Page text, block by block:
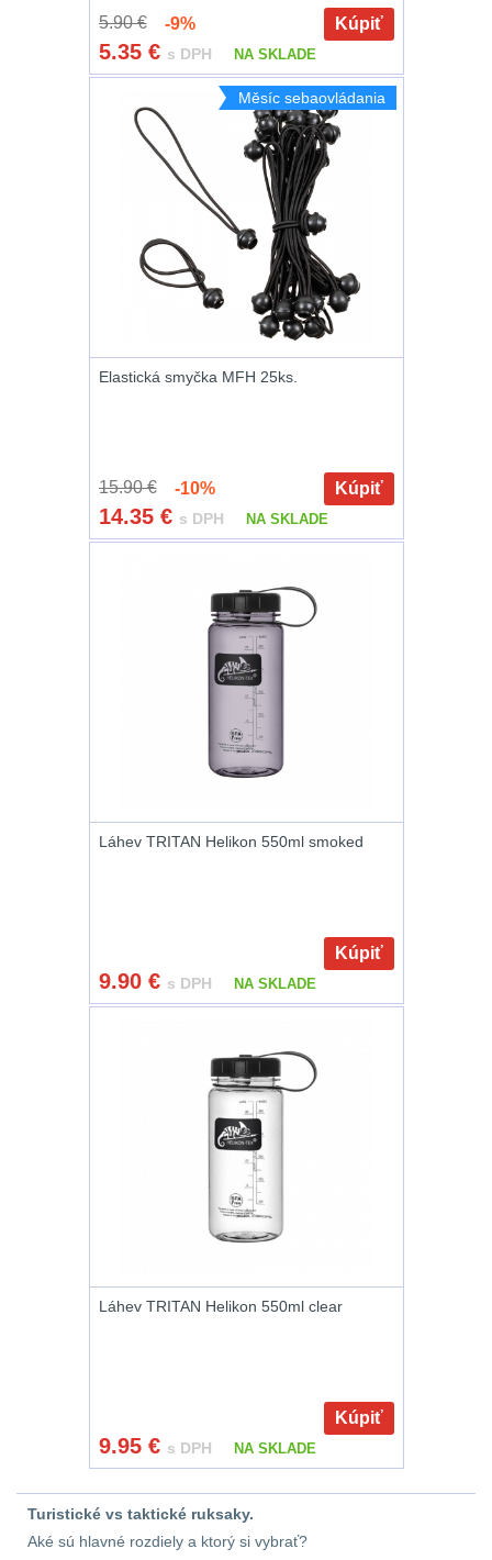
Peněženky14
535
Ramenní popruhy a
10
Karabiny a přezky75
Kroužky, šňůrky,
Nášivky 105
Lékárničky17
Montáže pro svítilny
11
Adaptéry a risery38
Pažby51
5.90 €-9% Kúpiť
5.35 € s DPH NA SKLADE
Měsíc sebaovládania
Elastická smyčka MFH 25ks.
15.90 €-10% Kúpiť
14.35 € s DPH NA SKLADE
Láhev TRITAN Helikon 550ml smoked
Kúpiť
9.90 € s DPH NA SKLADE
Láhev TRITAN Helikon 550ml clear
Kúpiť
9.95 € s DPH NA SKLADE
Turistické vs taktické ruksaky.
Aké sú hlavné rozdiely a ktorý si vybrať?